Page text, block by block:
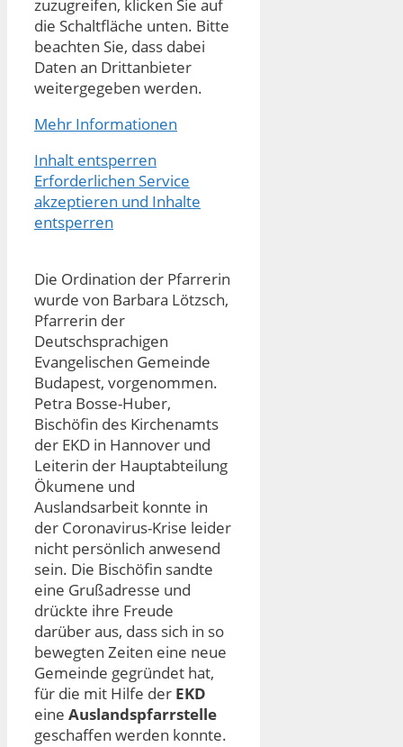
zuzugreifen, klicken Sie auf
die Schaltfläche unten. Bitte
beachten Sie, dass dabei
Daten an Drittanbieter
weitergegeben werden.
Mehr Informationen
Inhalt entsperren
Erforderlichen Service
akzeptieren und Inhalte
entsperren
Die Ordination der Pfarrerin
wurde von Barbara Lötzsch,
Pfarrerin der
Deutschsprachigen
Evangelischen Gemeinde
Budapest, vorgenommen.
Petra Bosse-Huber,
Bischöfin des Kirchenamts
der EKD in Hannover und
Leiterin der Hauptabteilung
Ökumene und
Auslandsarbeit konnte in
der Coronavirus-Krise leider
nicht persönlich anwesend
sein. Die Bischöfin sandte
eine Grußadresse und
drückte ihre Freude
darüber aus, dass sich in so
bewegten Zeiten eine neue
Gemeinde gegründet hat,
für die mit Hilfe der EKD
eine Auslandspfarrstelle
geschaffen werden konnte.